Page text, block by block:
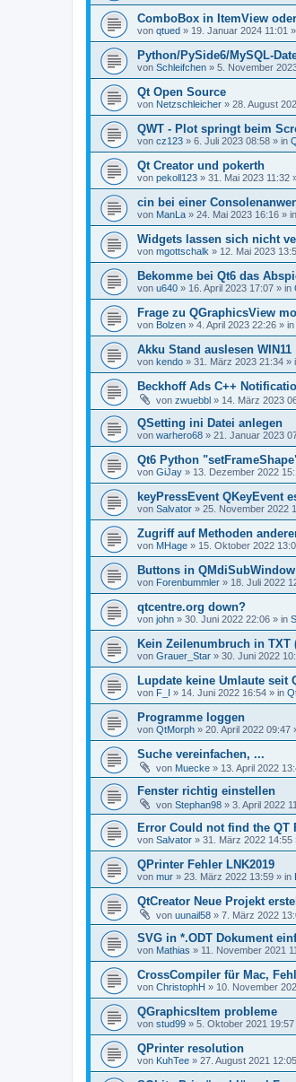
ComboBox in ItemView
von qtued » 19. Januar 2024 11:01
Python/PySide6/MySQL-
von Schleifchen » 5. November
Qt Open Source
von Netzschleicher » 28. August
QWT - Plot springt beim
von cz123 » 6. Juli 2023 08:58 » in
Qt Creator und pokerth
von pekoll123 » 31. Mai 2023 11:32
cin bei einer
von ManLa » 24. Mai 2023 16:16 » in
Widgets lassen sich nicht
von mgottschalk » 12. Mai 2023
Bekomme bei Qt6 das
von u640 » 16. April 2023 17:07 » in
Frage zu QGraphicsView
von Bolzen » 4. April 2023 22:26 » in
Akku Stand auslesen WIN11
von kendo » 31. März 2023 21:34 »
Beckhoff Ads C++
von zwuebbl » 14. März 2023
QSetting ini Datei anlegen
von warhero68 » 21. Januar 2023
Qt6 Python
von GiJay » 13. Dezember 2022
keyPressEvent QKeyEvent
von Salvator » 25. November 2022
Zugriff auf Methoden
von MHage » 15. Oktober 2022
Buttons in QMdiSubWindow
von Forenbummler » 18. Juli 2022
qtcentre.org down?
von john » 30. Juni 2022 22:06 » in
Kein Zeilenumbruch in TXT
von Grauer_Star » 30. Juni 2022
Lupdate keine Umlaute seit
von F_I » 14. Juni 2022 16:54 » in
Programme loggen
von QtMorph » 20. April 2022 09:47
Suche vereinfachen, ...
von Muecke » 13. April 2022
Fenster richtig einstellen
von Stephan98 » 3. April 2022
Error Could not find the QT
von Salvator » 31. März 2022 14:55
QPrinter Fehler LNK2019
von mur » 23. März 2022 13:59 » in
QtCreator Neue Projekt
von uunail58 » 7. März 2022
SVG in *.ODT Dokument
von Mathias » 11. November 2021
CrossCompiler für Mac,
von ChristophH » 10. November
QGraphicsItem probleme
von stud99 » 5. Oktober 2021 19:57
QPrinter resolution
von KuhTee » 27. August 2021 12:05